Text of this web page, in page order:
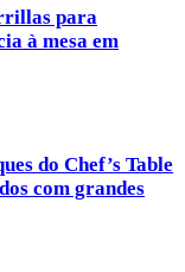
para
à mesa em
do Chef’s Table
com grandes